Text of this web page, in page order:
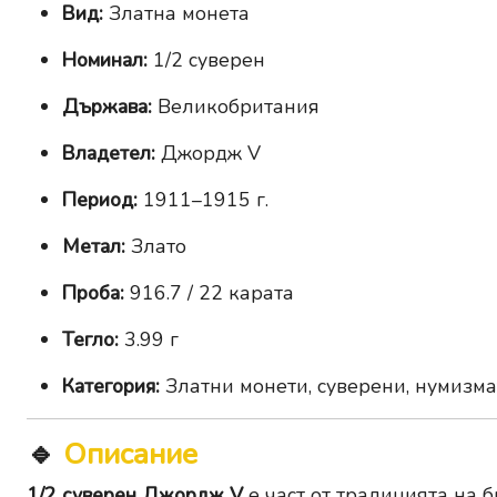
Вид: Златна монета
Номинал: 1/2 суверен
Държава: Великобритания
Владетел: Джордж V
Период: 1911–1915 г.
Метал: Злато
Проба: 916.7 / 22 карата
Тегло: 3.99 г
Категория: Златни монети, суверени,
🔹 Описание